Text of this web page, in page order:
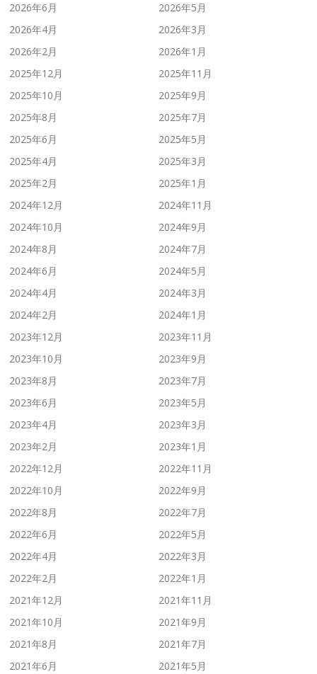
2026年6月
2026年5月
2026年4月
2026年3月
2026年2月
2026年1月
2025年12月
2025年11月
2025年10月
2025年9月
2025年8月
2025年7月
2025年6月
2025年5月
2025年4月
2025年3月
2025年2月
2025年1月
2024年12月
2024年11月
2024年10月
2024年9月
2024年8月
2024年7月
2024年6月
2024年5月
2024年4月
2024年3月
2024年2月
2024年1月
2023年12月
2023年11月
2023年10月
2023年9月
2023年8月
2023年7月
2023年6月
2023年5月
2023年4月
2023年3月
2023年2月
2023年1月
2022年12月
2022年11月
2022年10月
2022年9月
2022年8月
2022年7月
2022年6月
2022年5月
2022年4月
2022年3月
2022年2月
2022年1月
2021年12月
2021年11月
2021年10月
2021年9月
2021年8月
2021年7月
2021年6月
2021年5月